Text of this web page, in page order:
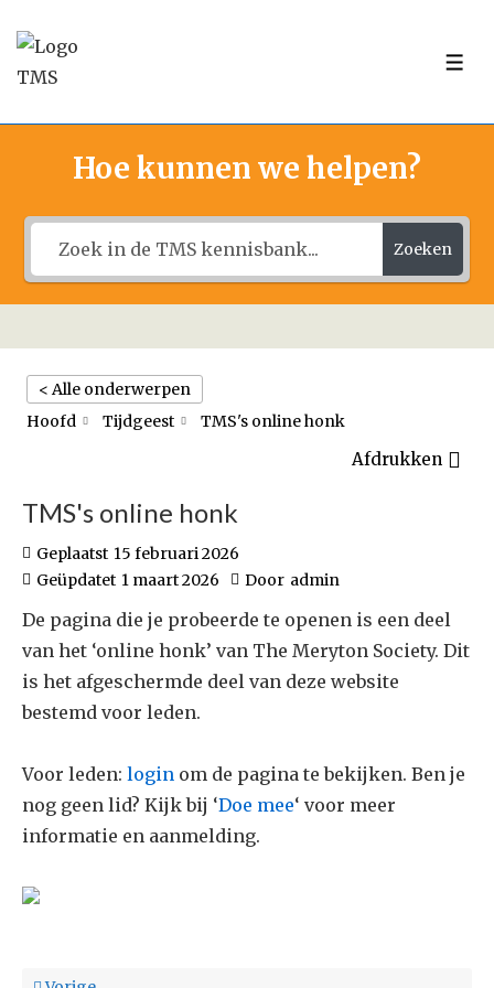
Doorgaan
naar
Hoe kunnen we helpen?
Zoeken
< Alle onderwerpen
Hoofd
Tijdgeest TMS's online honk
Afdrukken
TMS's online honk
Geplaatst 15 februari 2026
Geüpdatet 1 maart 2026 Door admin
De pagina die je probeerde te openen is een deel
van het ‘online honk’ van The Meryton Society. Dit
is het afgeschermde deel van deze website
bestemd voor leden.
Voor leden: login om de pagina te bekijken. Ben je
nog geen lid? Kijk bij ‘Doe mee‘ voor meer
informatie en aanmelding.